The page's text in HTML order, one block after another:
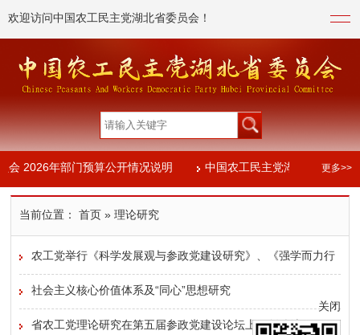
欢迎访问中国农工民主党湖北省委员会！
会 2026年部门预算公开情况说明 中国农工民主党湖北省委员会
会 2026年部门预算公开情况说明 中国农工民主党湖北省委员会
会2023年度部门决算信息公开
更多>>
关闭
当前位置： 首页 » 理论研究
农工党举行《科学发展观与参政党建设研究》、《强学而力行
——社会主义核心价值体系研究》 出版座谈会暨首发式
社会主义核心价值体系及“同心”思想研究
省农工党理论研究在第五届参政党建设论坛上再创佳绩